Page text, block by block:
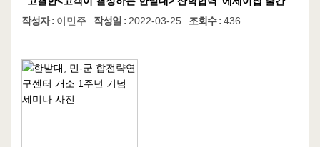
작성자 : 이민주 작성일 : 2022-03-25 조회수 :436